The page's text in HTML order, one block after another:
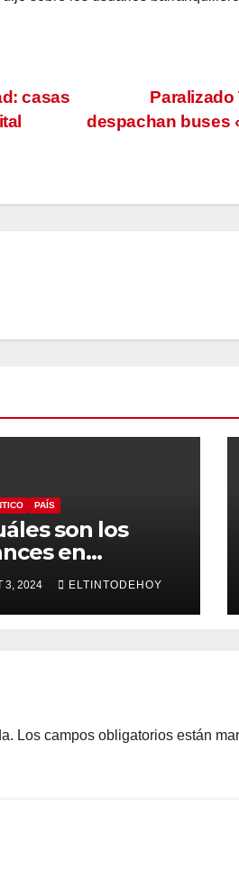
despachan buses
casas
PAÍS
son los
en
y
del
3, 2024 ELTINTODEHOY
Los campos obligatorios están